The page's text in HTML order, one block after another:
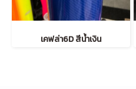
เคฟล่า6D สีน้ำเงิน